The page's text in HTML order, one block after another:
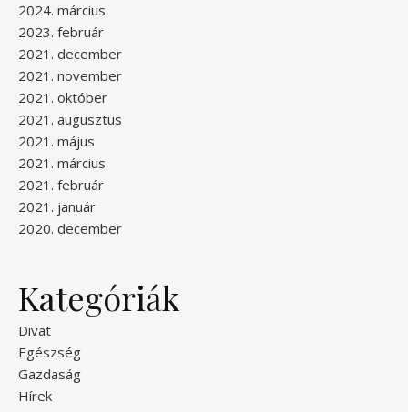
2024. március
2023. február
2021. december
2021. november
2021. október
2021. augusztus
2021. május
2021. március
2021. február
2021. január
2020. december
Kategóriák
Divat
Egészség
Gazdaság
Hírek